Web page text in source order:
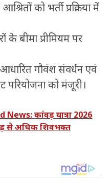
को भर्ती प्रक्रिया में
के बीमा प्रीमियम पर
गौवंश संवर्धन एवं
परियोजना को मंजूरी।
कांवड़ यात्रा 2026
से अधिक शिवभक्त